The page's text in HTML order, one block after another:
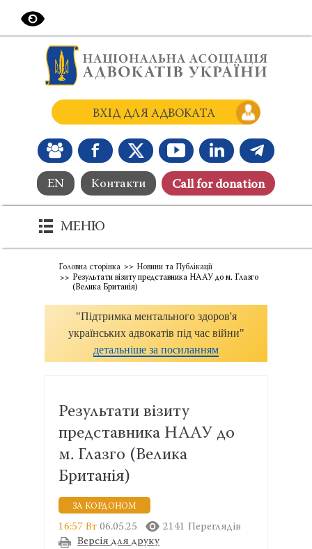
EN Контакти Сall for donation
ВХІД ДЛЯ АДВОКАТА
МЕНЮ
Головна сторінка
Новини та Публікації
Результати візиту представника НААУ до м. Глазго
(Велика Британія)
"Підтримка ментального здоров'я
українських адвокатів під час війни"
детальніше за посиланням
Результати візиту
представника НААУ до
м. Глазго (Велика
Британія)
ЗА КОРДОНОМ
16:57 Вт 06.05.25
2141 Переглядів
Версія для друку